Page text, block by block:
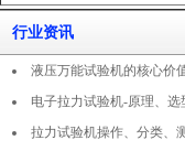
行业资讯
液压万能试验机的核心价
电子拉力试验机-原理、选
拉力试验机操作、分类、